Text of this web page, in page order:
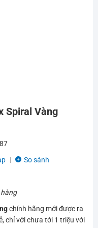
Spiral Vàng
87
So sánh
chính hãng mới được ra
chỉ với chưa tới 1 triệu với